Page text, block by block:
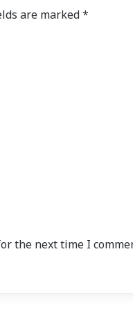
are marked*
the next time I